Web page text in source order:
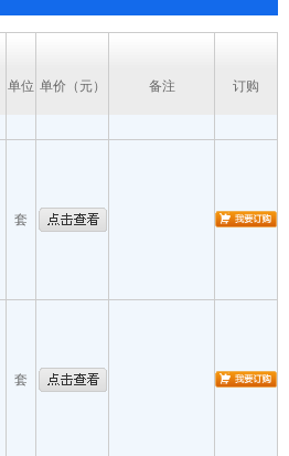
单位 单价（元） 备注 订购
套
套